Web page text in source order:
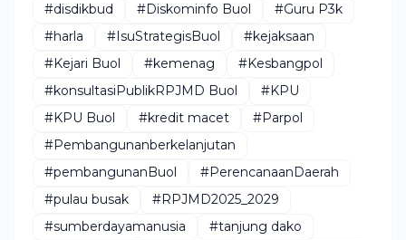
#disdikbud
#Diskominfo Buol
#Guru P3k
#harla
#IsuStrategisBuol
#kejaksaan
#Kejari Buol
#kemenag
#Kesbangpol
#konsultasiPublikRPJMD Buol
#KPU
#KPU Buol
#kredit macet
#Parpol
#Pembangunanberkelanjutan
#pembangunanBuol
#PerencanaanDaerah
#pulau busak
#RPJMD2025_2029
#sumberdayamanusia
#tanjung dako